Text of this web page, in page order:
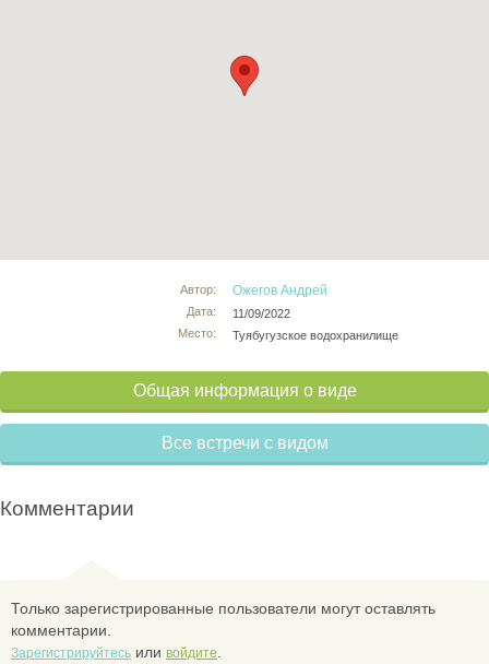
Автор:
Дата:
Место:
Ожегов Андрей
11/09/2022
Туябугузское водохранилище
Общая информация о виде
Все встречи с видом
Комментарии
Только зарегистрированные пользователи могут оставлять
комментарии.
Зарегистрируйтесь или войдите